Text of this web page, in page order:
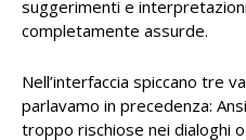
suggerimenti e
completamente assurde.
Nell’interfaccia spiccano tre
parlavamo in precedenza:
troppo rischiose nei dialoghi